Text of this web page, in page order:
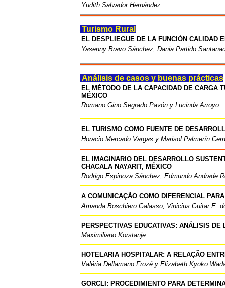
Yudith Salvador Hernández
Turismo Rural
EL DESPLIEGUE DE LA FUNCIÓN CALIDAD
Yasenny Bravo Sánchez, Dania Partido
Análisis de casos y buenas prácticas
EL MÉTODO DE LA CAPACIDAD DE CARGA
MÉXICO
Romano Gino Segrado Pavón y Lucinda Arroyo
EL TURISMO COMO FUENTE DE
Horacio Mercado Vargas y Marisol Palmerín
EL IMAGINARIO DEL DESARROLLO
CHACALA NAYARIT, MÉXICO
Rodrigo Espinoza Sánchez, Edmundo Andrade
A COMUNICAÇÃO COMO DIFERENCIAL
Amanda Boschiero Galasso, Vinicius Guitar E.
PERSPECTIVAS EDUCATIVAS: ANÁLISIS
Maximiliano Korstanje
HOTELARIA HOSPITALAR: A RELAÇÃO
Valéria Dellamano Frozé y Elizabeth Kyoko
GORCLI: PROCEDIMIENTO PARA